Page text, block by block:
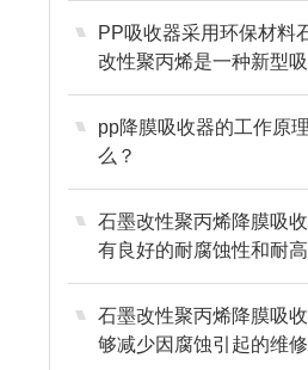
PP吸收器采用环保材料
改性聚丙烯是一种新型
pp降膜吸收器的工作原
么？
石墨改性聚丙烯降膜吸
有良好的耐腐蚀性和耐
石墨改性聚丙烯降膜吸
够减少因腐蚀引起的维